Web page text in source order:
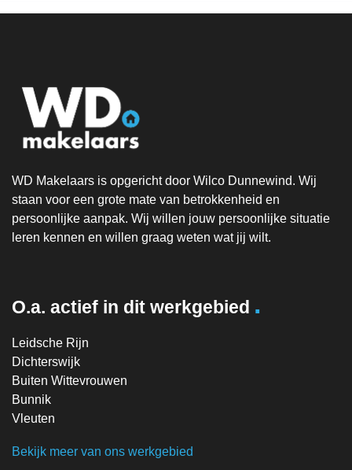
WD Makelaars is opgericht door Wilco Dunnewind. Wij
staan voor een grote mate van betrokkenheid en
persoonlijke aanpak. Wij willen jouw persoonlijke situatie
leren kennen en willen graag weten wat jij wilt.
O.a. actief in dit werkgebied .
Leidsche Rijn
Dichterswijk
Buiten Wittevrouwen
Bunnik
Vleuten
Bekijk meer van ons werkgebied